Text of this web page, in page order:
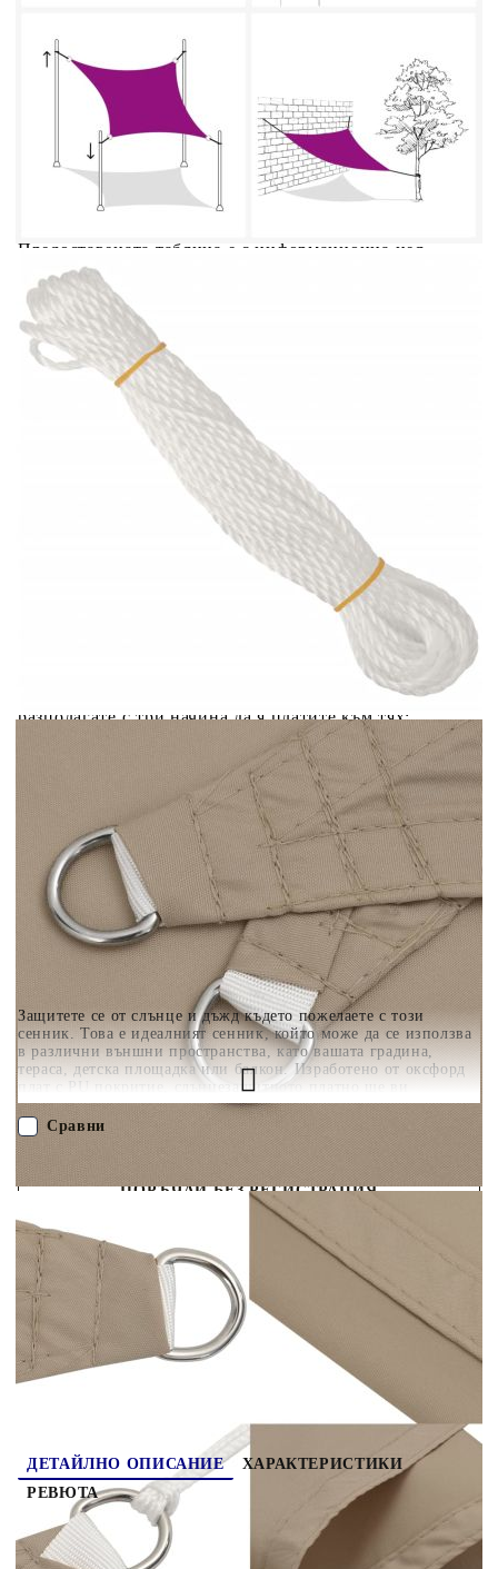
Защитете се от слънце и дъжд където пожелаете с този
сенник. Това е идеалният сенник, който може да се използва
в различни външни пространства, като вашата градина,
тераса, детска площадка или балкон. Изработено от оксфорд
плат с PU покритие, слънцезащитното платно ще ви
предпази от пряка слънчева светлина и дъжд. Тъканта е
специално обработена, така че е устойчива на мухъл и UV
лъчи. Сенникът е лесен за сглобяване благодарение на
крепежните елементи от неръждаема стомана във всеки ъгъл
и включените въжета. Добре е да знаете: Монтирайте 2 ъгъла
на платната по-високо от останалите, за да позволите на
Extraction of information from credit institutions
Предоставената таблица е с информационна цел.
Добавете продукта в количката си с бутона "Добави в
количката" и при поръчка ще можете да изберете броя
вноски на кредита.
Acest tabel are caracter informativ. Adăugați produsul în
coșul de cumpărături unde veți putea selecta detaliile
cererii de creditare.
Предоставената таблица е с информационна цел.
Добавете продукта в количката си с бутона "Добави в
количката" и при поръчка ще можете да изберете броя
вноски на кредита.
Предоставената таблица е с информационна цел.
Добавете продукта в количката си с бутона "Добави в
количката" и при поръчка ще можете да изберете броя
вноски на кредита.
Предоставената таблица е с информационна цел.
Добавете продукта в количката си с бутона "Добави в
количката" и при поръчка ще можете да изберете броя
Предоставената таблица е с информационна цел.
Добавете продукта в количката си с бутона "Добави в
количката" и при поръчка ще можете да изберете броя
Когато плащате с NewPay, всъщност NewPay плаща
поръчката Ви вместо Вас. Вие я получавате и
разполагате с три начина да я платите към тях:
Отложено до 30 дни от момента на изпращане на
поръчката без оскъпяване. За покупки на стойност до
Плащане на 4 вноски. Заплащате 20% от стойността на
поръчката си на момента с карта. Останалата сума се
разделя на 3 равни месечни вноски без оскъпяване. За
покупки на стойност до 1000 лв. / €511.31
Плащане на 6 вноски. Стойността на поръчката се
разпределя в 6 равни месечни вноски с оскъпяване. За
покупки на стойност до 2000 лв. / €1022.61
ПОРЪЧАЙ БЕЗ РЕГИСТРАЦИЯ
Наш представител ще се свърже с Вас в рамките на работния ден!
135450
Оцени продукта
Сравни
ДЕТАЙЛНО ОПИСАНИЕ
ХАРАКТЕРИСТИКИ
РЕВЮТА
Защитете се от слънце и дъжд където пожелаете
с този сенник. Това е идеалният сенник, който